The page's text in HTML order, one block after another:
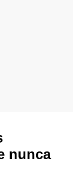
nunca